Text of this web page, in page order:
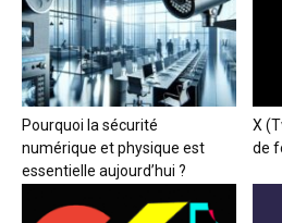
Pourquoi la sécurité
numérique et physique est
essentielle aujourd’hui ?
X
de